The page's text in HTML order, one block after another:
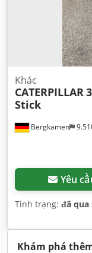
Bergkamen
Khác
CATERPILLAR
Stick
Yêu
Tình trạng: đã qua
Khám phá